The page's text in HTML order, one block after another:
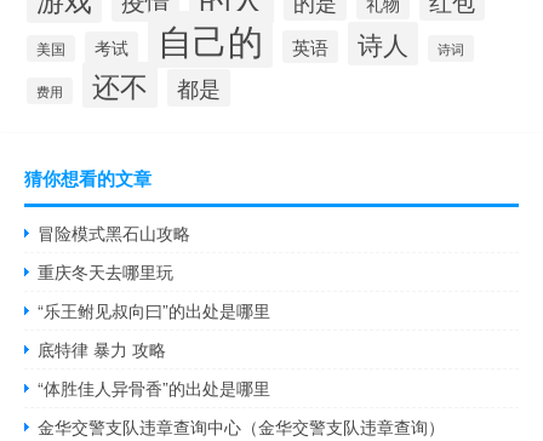
美国 考试 自己的 英语 诗人 诗词
费用 还不 都是
猜你想看的文章
冒险模式黑石山攻略
重庆冬天去哪里玩
“乐王鲋见叔向曰”的出处是哪里
底特律 暴力 攻略
“体胜佳人异骨香”的出处是哪里
金华交警支队违章查询中心（金华交警支队违章查询）